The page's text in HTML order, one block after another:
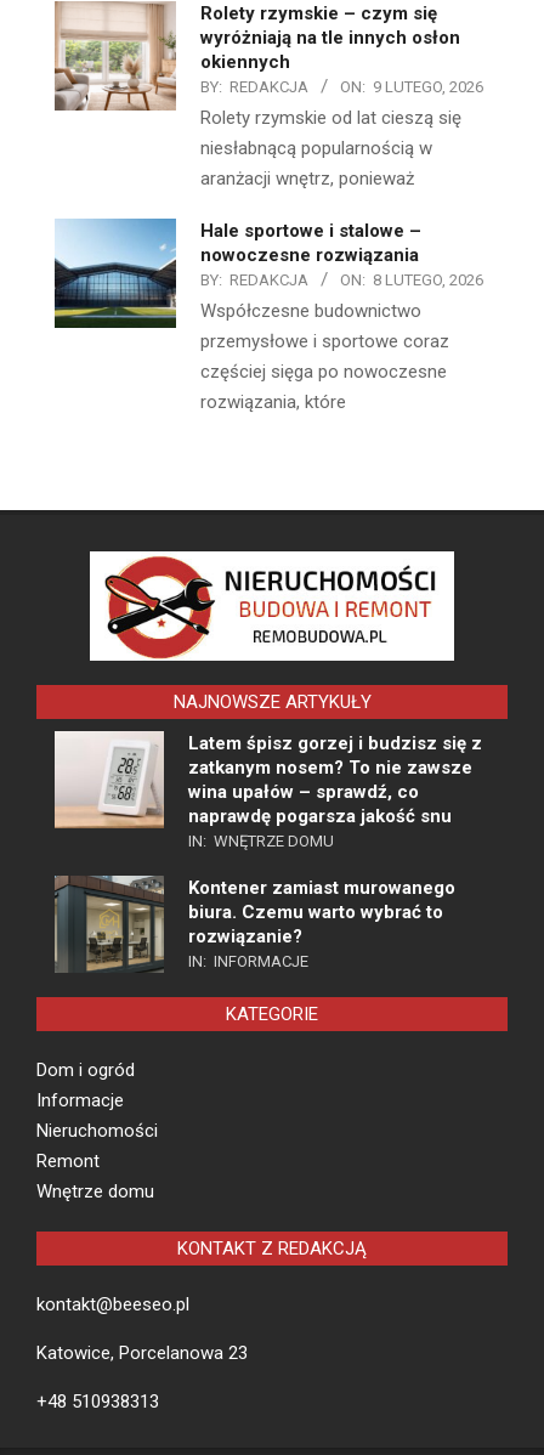
Rolety rzymskie – czym się
wyróżniają na tle innych osłon
okiennych
BY: REDAKCJA ON: 9 LUTEGO, 2026
Rolety rzymskie od lat cieszą się
niesłabnącą popularnością w
aranżacji wnętrz, ponieważ
Hale sportowe i stalowe –
nowoczesne rozwiązania
BY: REDAKCJA ON: 8 LUTEGO, 2026
Współczesne budownictwo
przemysłowe i sportowe coraz
częściej sięga po nowoczesne
rozwiązania, które
NAJNOWSZE ARTYKUŁY
Latem śpisz gorzej i budzisz się z
zatkanym nosem? To nie zawsze
wina upałów – sprawdź, co
naprawdę pogarsza jakość snu
IN: WNĘTRZE DOMU
Kontener zamiast murowanego
biura. Czemu warto wybrać to
rozwiązanie?
IN: INFORMACJE
KATEGORIE
Dom i ogród
Informacje
Nieruchomości
Remont
Wnętrze domu
KONTAKT Z REDAKCJĄ
kontakt@beeseo.pl
Katowice, Porcelanowa 23
+48 510938313